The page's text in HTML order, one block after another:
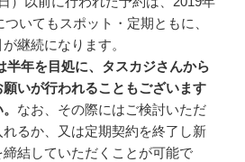
いてもスポット・定期ともに、
継続になります。
半年を目処に、タスカジさんから
いが行われることもございます
なお、その際にはご検討いただ
るか、又は定期契約を終了し新
結していただくことが可能で